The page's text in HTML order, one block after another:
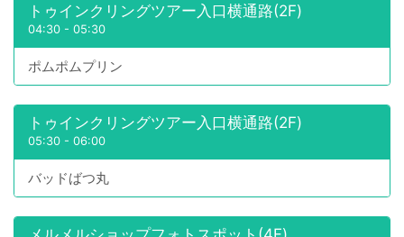
トゥインクリングツアー入口横通路(2F)
04:30 - 05:30
ポムポムプリン
トゥインクリングツアー入口横通路(2F)
05:30 - 06:00
バッドばつ丸